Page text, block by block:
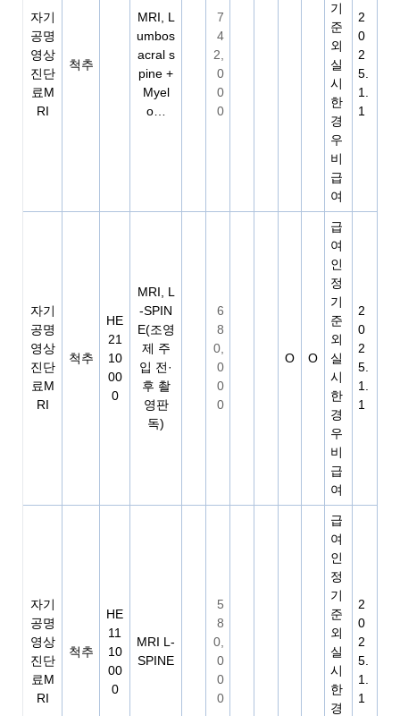
자기
공명
영상
진단
료M
RI
척추
MRI, L
umbos
acral s
pine +
Myel
o…
7
4
2,
0
0
0
기
준
외
실
시
한
경
우
비
급
여
2
0
2
5.
1.
1
자기
공명
영상
진단
료M
RI
척추
HE
21
10
00
0
MRI, L
-SPIN
E(조영
제 주
입 전·
후 촬
영판
독)
6
8
0,
0
0
0
O O
급
여
인
정
기
준
외
실
시
한
경
우
비
급
여
2
0
2
5.
1.
1
자기
공명
영상
진단
료M
RI
척추
HE
11
10
00
0
MRI L-
SPINE
5
8
0,
0
0
0
급
여
인
정
기
준
외
실
시
한
경
2
0
2
5.
1.
1